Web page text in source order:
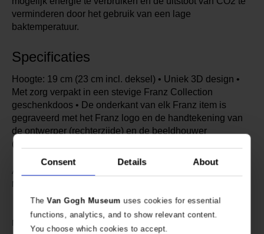
Consent Details About
TheVan Gogh Museum uses cookies for essential
functions, analytics, and to show relevant content.
You choose which cookies to accept.
verminderen door het gebruik van een lage
baktemperatuur.
Specificaties
Hoogte: 19 cm (23 cm incl. deksel) • Uniek 3D design •
Met zorg verpakt in een stevige Franz Collection
geschenkdoos • De onderkant van elk Franz item is
gegraveerd met het Franz logo en de handtekening van
de ontwerper (rechterzijde) en de beeldhouwer
(linkerzijde).
Artikelnummer:
Merk:
ontworpen voor Van Gogh
Museum Amsterdam
Materiaal: